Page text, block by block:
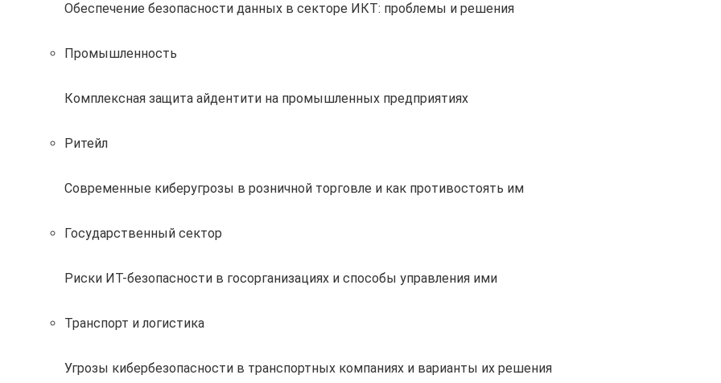
Обеспечение безопасности данных в секторе ИКТ: проблемы и решения
Промышленность
Комплексная защита айдентити на промышленных предприятиях
Ритейл
Современные киберугрозы в розничной торговле и как противостоять им
Государственный сектор
Риски ИТ-безопасности в госорганизациях и способы управления ими
Транспорт и логистика
Угрозы кибербезопасности в транспортных компаниях и варианты их решения